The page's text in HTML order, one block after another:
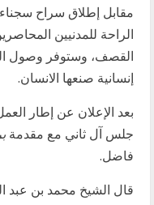
مقابل إطلاق سراح
الراحة للمدنيين
القصف، وستوفر وصول
إنسانية صنعها الانسان.
بعد الإعلان عن إطار
جلس آل ثاني مع مقدمة
فاضل.
قال الشيخ محمد بن عبد